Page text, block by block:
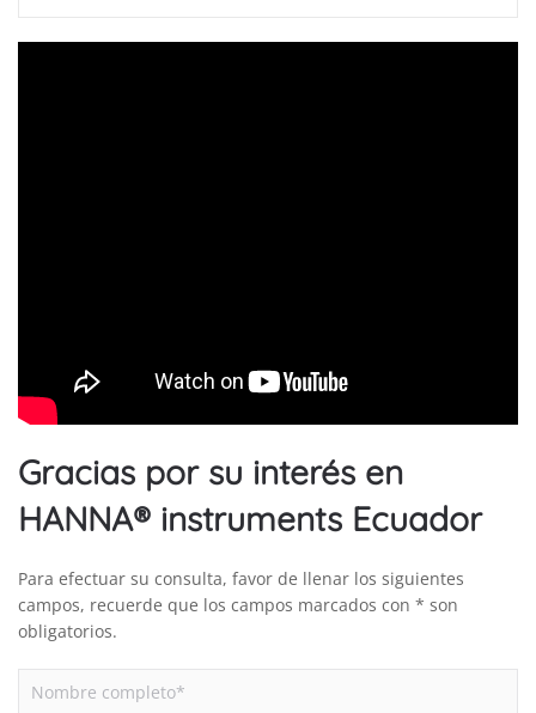
Gracias por su interés en
HANNA® instruments Ecuador
Para efectuar su consulta, favor de llenar los siguientes
campos, recuerde que los campos marcados con * son
obligatorios.